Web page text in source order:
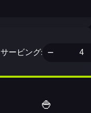
サービング:
🍚